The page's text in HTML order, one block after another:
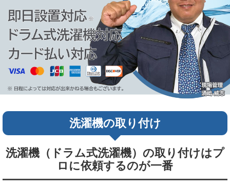
洗濯機の取り付け
洗濯機（ドラム式洗濯機）の取り付けはプ
ロに依頼するのが一番